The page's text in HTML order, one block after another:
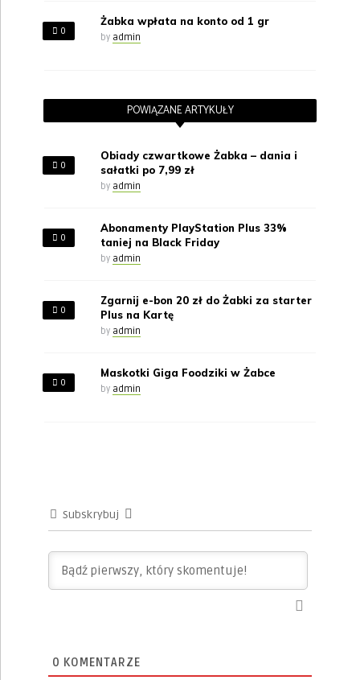
0
Żabka wpłata na konto od 1 gr
by admin
POWIĄZANE ARTYKUŁY
0
Obiady czwartkowe Żabka – dania i
sałatki po 7,99 zł
by admin
0
Abonamenty PlayStation Plus 33%
taniej na Black Friday
by admin
0
Zgarnij e-bon 20 zł do Żabki za starter
Plus na Kartę
by admin
0
Maskotki Giga Foodziki w Żabce
by admin
Subskrybuj
0 KOMENTARZE